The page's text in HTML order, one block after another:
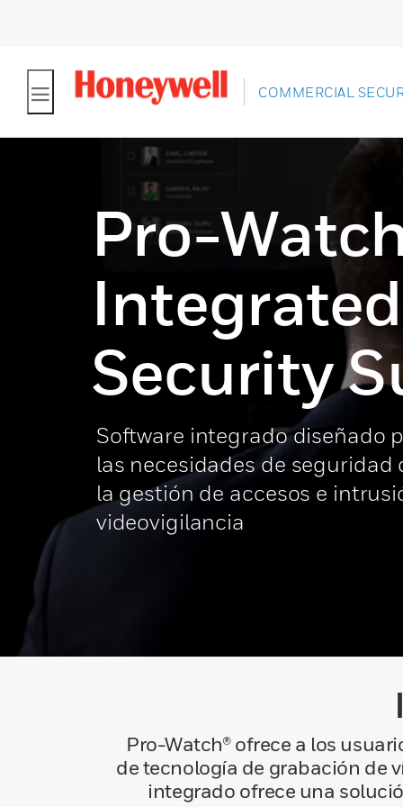
COMMERCIAL
Pro-
Integrated
Security
Software integrado diseñado
las necesidades de seguridad
la gestión de accesos e
videovigilancia
Pro-Watch® ofrece a los
de tecnología de grabación de
integrado ofrece una